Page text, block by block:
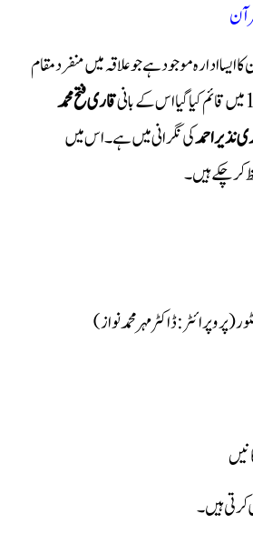
ایسا ادارہ موجود ہے جو علاقہ میں منفرد مقام
قاری فتح محمد
نذیر احمدکی نگرانی میں ہے۔ اس میں
کر چکے ہیں۔
(پروپرائٹر: ڈاکٹر مہر محمد نواز)
ہیں۔